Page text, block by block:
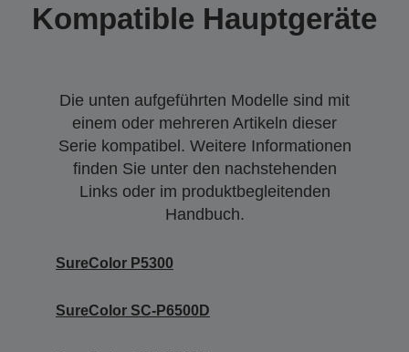
Kompatible Hauptgeräte
Die unten aufgeführten Modelle sind mit
einem oder mehreren Artikeln dieser
Serie kompatibel. Weitere Informationen
finden Sie unter den nachstehenden
Links oder im produktbegleitenden
Handbuch.
SureColor P5300
SureColor SC-P6500D